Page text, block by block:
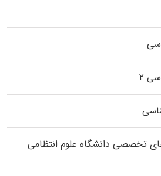
۲
تخصصی داﻧﺸﮕﺎه ﻋﻠﻮم انتظامی